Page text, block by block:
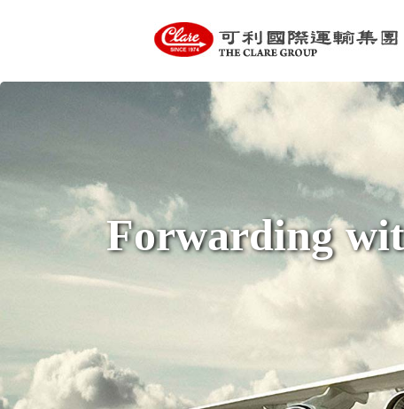
Forwarding